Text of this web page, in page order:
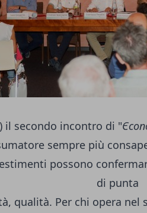
il secondo incontro di "Є
sempre più
possono
di punta
qualità. Per chi opera